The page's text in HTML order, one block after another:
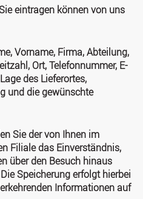
eintragen können von uns
Vorname, Firma, Abteilung,
Ort, Telefonnummer, E-
des Lieferortes,
und die gewünschte
Sie der von Ihnen im
Filiale das Einverständnis,
über den Besuch hinaus
Speicherung erfolgt hierbei
Informationen auf